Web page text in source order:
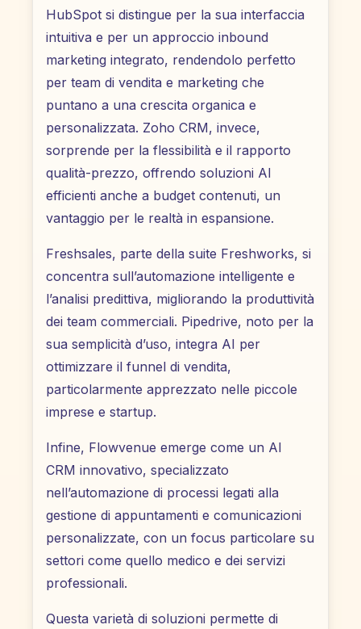
HubSpot si distingue per la sua interfaccia
intuitiva e per un approccio inbound
marketing integrato, rendendolo perfetto
per team di vendita e marketing che
puntano a una crescita organica e
personalizzata. Zoho CRM, invece,
sorprende per la flessibilità e il rapporto
qualità-prezzo, offrendo soluzioni AI
efficienti anche a budget contenuti, un
vantaggio per le realtà in espansione.
Freshsales, parte della suite Freshworks, si
concentra sull’automazione intelligente e
l’analisi predittiva, migliorando la produttività
dei team commerciali. Pipedrive, noto per la
sua semplicità d’uso, integra AI per
ottimizzare il funnel di vendita,
particolarmente apprezzato nelle piccole
imprese e startup.
Infine, Flowvenue emerge come un AI
CRM innovativo, specializzato
nell’automazione di processi legati alla
gestione di appuntamenti e comunicazioni
personalizzate, con un focus particolare su
settori come quello medico e dei servizi
professionali.
Questa varietà di soluzioni permette di